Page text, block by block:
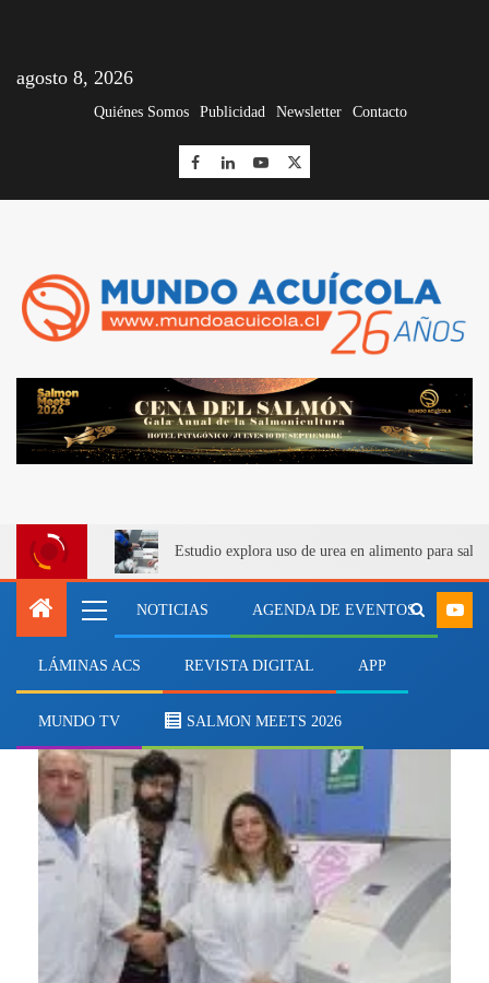
agosto 8, 2026
Quiénes Somos Publicidad Newsletter Contacto
Estudio explora uso de urea en alimento para
NOTICIAS AGENDA DE EVENTOS
LÁMINAS ACS REVISTA DIGITAL APP
MUNDO TV SALMON MEETS 2026
mejora de procesos